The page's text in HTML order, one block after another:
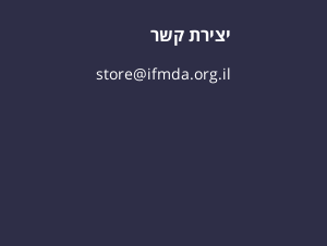
יצירת קשר
store@ifmda.org.il